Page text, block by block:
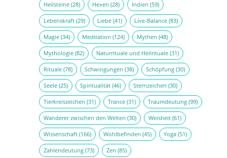
Heilsteine(28) Hexen (28) Indien (59)
Lebenskraft(29) Liebe(41) Live-Balance(83)
Magie(34) Meditation (124) Mythen (48)
Mythologie(82) Naturrituale und Heilrituale(31)
Rituale(78) Schwingungen (38) Schöpfung(30)
Seele(25) Spiritualität(46) Sternzeichen (30)
Tierkreiszeichen (31) Trance(31) Traumdeutung(99)
Wanderer zwischen den Welten (30) Weisheit(61)
Wissenschaft(166) Wohlbefinden (45) Yoga(51)
Zahlendeutung(73) Zen (85)